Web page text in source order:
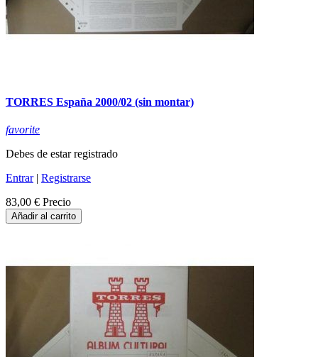
TORRES España 2000/02 (sin montar)
favorite
Debes de estar registrado
Entrar| Registrarse
83,00 € Precio
Añadir al carrito